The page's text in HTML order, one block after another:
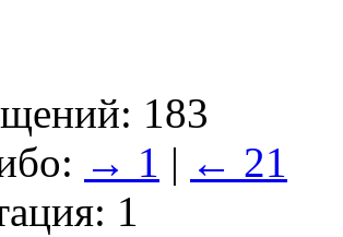
183
→ 1 | ← 21
1